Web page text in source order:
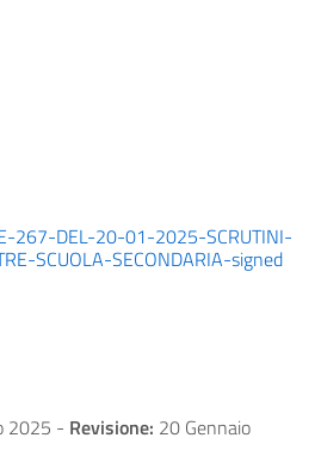
267-DEL-20-01-2025-SCRUTINI-
SCUOLA-SECONDARIA-signed
2025 - Revisione: 20 Gennaio